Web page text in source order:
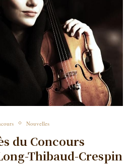
Nouvelles
du Concours
Thibaud-Crespin